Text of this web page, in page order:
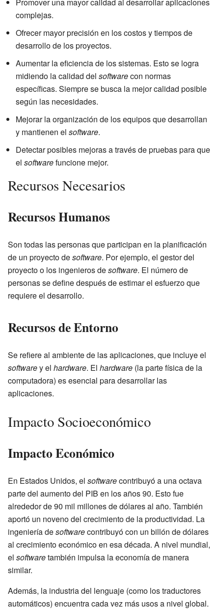
Promover una mayor calidad al desarrollar aplicaciones
complejas.
Ofrecer mayor precisión en los costos y tiempos de
desarrollo de los proyectos.
Aumentar la eficiencia de los sistemas. Esto se logra
midiendo la calidad del softwarecon normas
específicas. Siempre se busca la mejor calidad posible
según las necesidades.
Mejorar la organización de los equipos que desarrollan
y mantienen el software.
Detectar posibles mejoras a través de pruebas para que
el softwarefuncione mejor.
Recursos Necesarios
Recursos Humanos
Son todas las personas que participan en la planificación
de un proyecto desoftware. Por ejemplo, el gestor del
proyecto o los ingenieros desoftware. El número de
personas se define después de estimar el esfuerzo que
requiere el desarrollo.
Recursos de Entorno
Se refiere al ambiente de las aplicaciones, que incluye el
softwarey el hardware. El hardware (la parte física de la
computadora) es esencial para desarrollar las
aplicaciones.
Impacto Socioeconómico
Impacto Económico
En Estados Unidos, el softwarecontribuyó a una octava
parte del aumento del PIB en los años 90. Esto fue
alrededor de 90 mil millones de dólares al año. También
aportó un noveno del crecimiento de la productividad. La
ingeniería desoftwarecontribuyó con un billón de dólares
al crecimiento económico en esa década. A nivel mundial,
el softwaretambién impulsa la economía de manera
similar.
Además, la industria del lenguaje (como los traductores
automáticos) encuentra cada vez más usos a nivel global.